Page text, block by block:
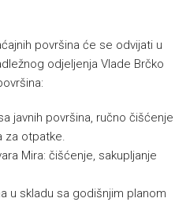
površina će se odvijati u
odjeljenja Vlade Brčko
javnih površina, ručno čišćenje
za otpatke.
Mira: čišćenje, sakupljanje
u skladu sa godišnjim planom